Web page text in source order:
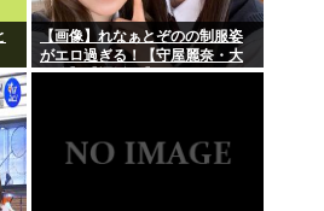
【画像】れなぁとぞのの制服姿
がエロ過ぎる！【守屋麗奈・大
園玲】【櫻坂46】